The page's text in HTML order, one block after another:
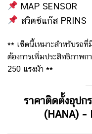
MAP SENSOR
สวิตช์แก๊ส PRINS
** เซ็ตนี้เหมาะสำหรับรถ
ต้องการเพิ่มประสิทธิภาพก
250 แรงม้า **
ราคาติดตั้งอุปก
(HANA) –